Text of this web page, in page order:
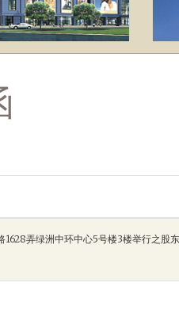
弄绿洲中环中心5号楼3楼举行之股